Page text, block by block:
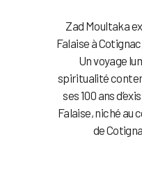
Zad Moultaka
Falaise à
Un voyage
spiritualité
ses 100 ans
Falaise, niché au
de